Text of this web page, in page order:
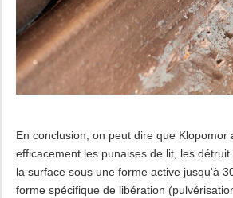
En conclusion, on peut dire que Klopomor
efficacement les punaises de lit, les
la surface sous une forme active jusqu'à
forme spécifique de libération